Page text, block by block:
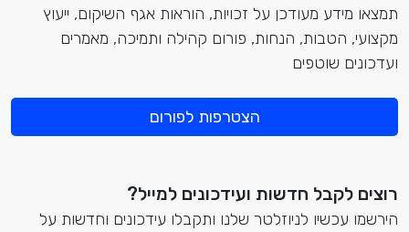
תמצאו מידע מעודכן על זכויות, הוראות אגף השיקום, ייעוץ
מקצועי, הטבות, הנחות, פורום קהילה ותמיכה, מאמרים
ועדכונים שוטפים
הצטרפות לפורום
רוצים לקבל חדשות ועידכונים למייל?
הירשמו עכשיו לניוזלטר שלנו ותקבלו עידכונים וחדשות על